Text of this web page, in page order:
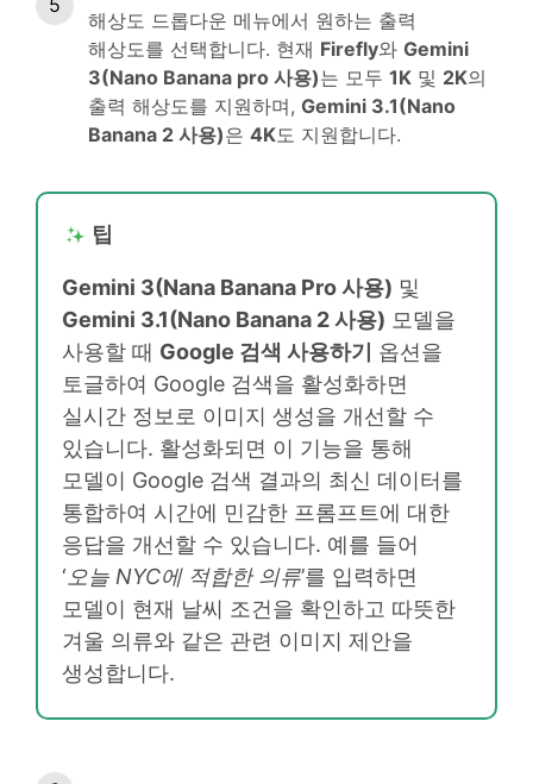
해상도 드롭다운 메뉴에서 원하는 출력
해상도를 선택합니다. 현재 Firefly와 Gemini
3(Nano Banana pro 사용)는 모두 1K 및 2K의
출력 해상도를 지원하며, Gemini 3.1(Nano
Banana 2 사용)은 4K도 지원합니다.
팁
Gemini 3(Nana Banana Pro 사용) 및
Gemini 3.1(Nano Banana 2 사용) 모델을
사용할 때 Google 검색 사용하기
옵션을
토글하여 Google 검색을 활성화하면
실시간 정보로 이미지 생성을 개선할 수
있습니다. 활성화되면 이 기능을 통해
모델이 Google 검색 결과의 최신 데이터를
통합하여 시간에 민감한 프롬프트에 대한
응답을 개선할 수 있습니다. 예를 들어
‘오늘 NYC에 적합한 의류’를 입력하면
모델이 현재 날씨 조건을 확인하고 따뜻한
겨울 의류와 같은 관련 이미지 제안을
생성합니다.